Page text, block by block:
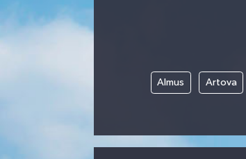
Almus Artova